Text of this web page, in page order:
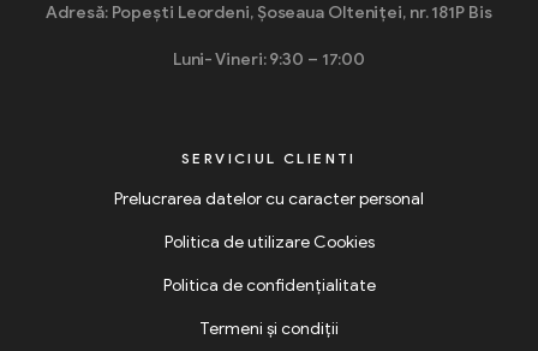
Adresă: Popești Leordeni, Șoseaua Olteniței, nr. 181P Bis
Luni- Vineri: 9:30 – 17:00
SERVICIUL CLIENTI
Prelucrarea datelor cu caracter personal
Politica de utilizare Cookies
Politica de confidențialitate
Termeni și condiții